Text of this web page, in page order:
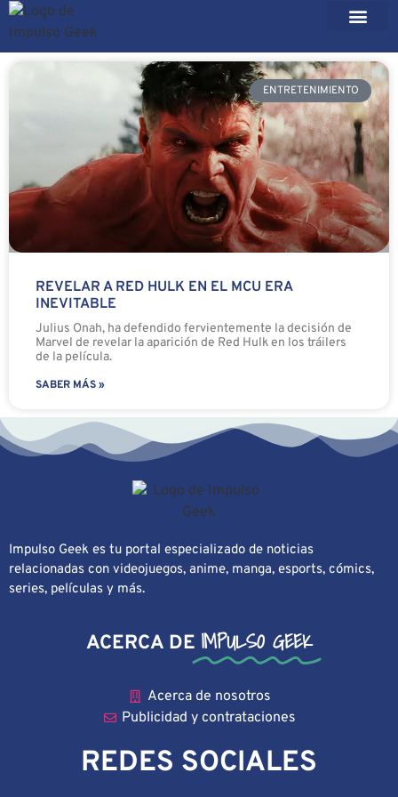
ENTRETENIMIENTO
REVELAR A RED HULK EN EL MCU ERA
INEVITABLE
Julius Onah, ha defendido fervientemente la decisión de
Marvel de revelar la aparición de Red Hulk en los tráilers
de la película.
SABER MÁS »
Impulso Geek es tu portal especializado de noticias
relacionadas con videojuegos, anime, manga, esports, cómics,
series, películas y más.
ACERCA DE IMPULSO GEEK
Acerca de nosotros
Publicidad y contrataciones
REDES SOCIALES